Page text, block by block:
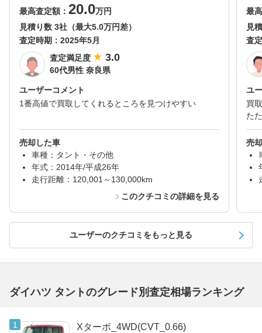
最高査定額： 20.0万円
見積り数 3社（最大5.0万円差）
査定時期： 2025年5月
査定満足度
3.0
60代男性 奈良県
ユーザーコメント
1番高値で買取してくれるところを見つけやすい
売却した車
車種：タント・その他
年式：2014年/平成26年
走行距離：120,001～130,000km
このクチコミの詳細を見る
最
見
査
ユ
買
た
売
ユーザーのクチコミをもっと見る
ダイハツ タントのグレード別査定相場ランキング
Xターボ_4WD(CVT_0.66)